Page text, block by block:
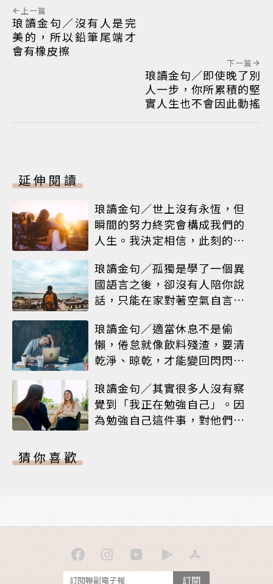
上一篇
琅讀金句／沒有人是完
美的，所以鉛筆尾端才
會有橡皮擦
下一篇
琅讀金句／即使晚了別
人一步，你所累積的堅
實人生也不會因此動搖
延伸閱讀
琅讀金句／世上沒有永恆，但
瞬間的努力終究會構成我們的
人生。我決定相信，此刻的閃
琅讀金句／孤獨是學了一個異
國語言之後，卻沒有人陪你說
話，只能在家對著空氣自言自
琅讀金句／適當休息不是偷
懶，倦怠就像飲料殘渣，要清
乾淨、晾乾，才能變回閃閃發
琅讀金句／其實很多人沒有察
覺到「我正在勉強自己」。因
為勉強自己這件事，對他們來
猜你喜歡
訂閱